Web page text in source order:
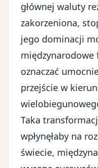
głównej waluty
zakorzeniona,
jego dominacji
międzynarodowe
oznaczać
przejście w
Taka
wpłynęłaby na
świecie,